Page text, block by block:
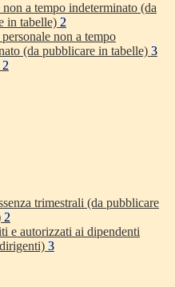
non a tempo indeterminato (da
in tabelle) 2
non a tempo
(da pubblicare in tabelle) 3
2
trimestrali (da pubblicare
2
e autorizzati ai dipendenti
3